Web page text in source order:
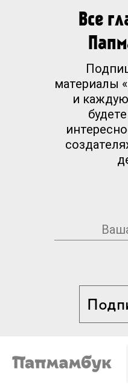
Все
материалы
и